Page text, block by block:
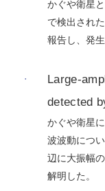
かぐや衛星
で検出され
報告し、発
Large-
detected
かぐや衛星
波波動につ
辺に大振幅
解明した。